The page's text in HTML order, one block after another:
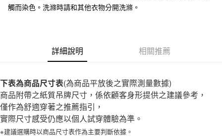
每筆NT$65，滿NT$1,000(含以上)免運費
付款後7-11取貨
每筆NT$65，滿NT$1,000(含以上)免運費
宅配
每筆NT$150，滿NT$2,000(含以上)免運費
觸而染色。洗滌時請和其他衣物分開洗滌。
詳細說明 相關推薦
下表為商品尺寸表(為商品平放後之實際測量數據)
商品附帶之紙質吊牌尺寸，係依顧客身形提供之建議參考，
僅作為舒適穿著之推薦指引，
實際尺寸感受仍應以個人試穿體驗為準。
※建議選購時以商品尺寸表作為主要判斷依據。